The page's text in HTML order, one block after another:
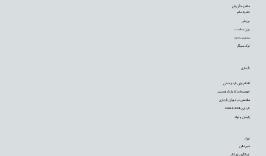
نوزاد
شیردهی
غربالگری نوزادان
بارداری
اقدام برای باردار شدن
فهمیده‌اید که باردار هستید
سلامتی در دوران بارداری
بارداری هفته به هفته
زایمان و تولد
سالم زندگی کن
تغذیه سالم
ورزش
وزن مناسب
مدیریت درد
ترک سیگار